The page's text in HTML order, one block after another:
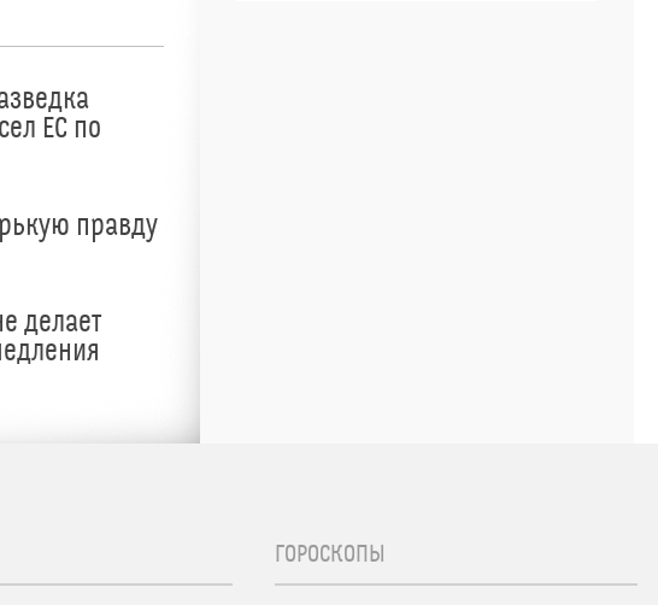
ЕС по
правду
делает
ГОРОСКОПЫ